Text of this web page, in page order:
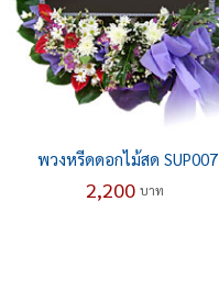
พวงหรีดดอกไม้สด SUP007
2,200 บาท